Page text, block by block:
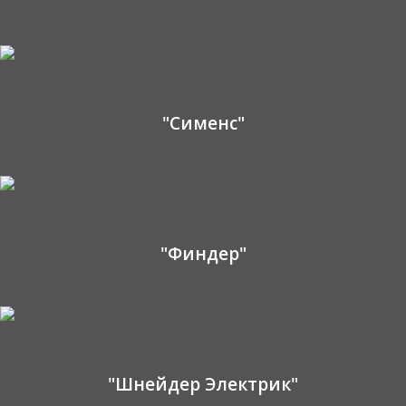
"Сименс"
"Финдер"
"Шнейдер Электрик"